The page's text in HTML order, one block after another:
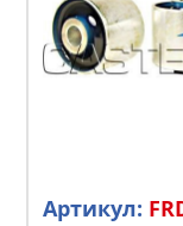
Артикул: